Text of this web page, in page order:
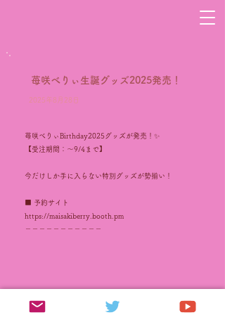
苺咲べりぃ生誕グッズ2025発売！
2025年8月28日
苺咲べりぃBirthday2025グッズが発売！✨
【受注期間：～9/4まで】
今だけしか手に入らない特別グッズが勢揃い！
■ 予約サイト
https://maisakiberry.booth.pm
－－－－－－－－－－－
Previous Next